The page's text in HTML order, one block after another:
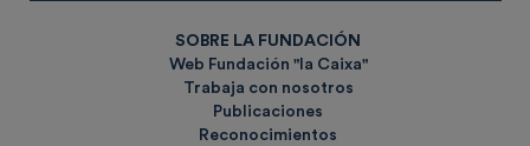
SOBRE LA FUNDACIÓN
Web Fundación "la Caixa"
Trabaja con nosotros
Publicaciones
Reconocimientos